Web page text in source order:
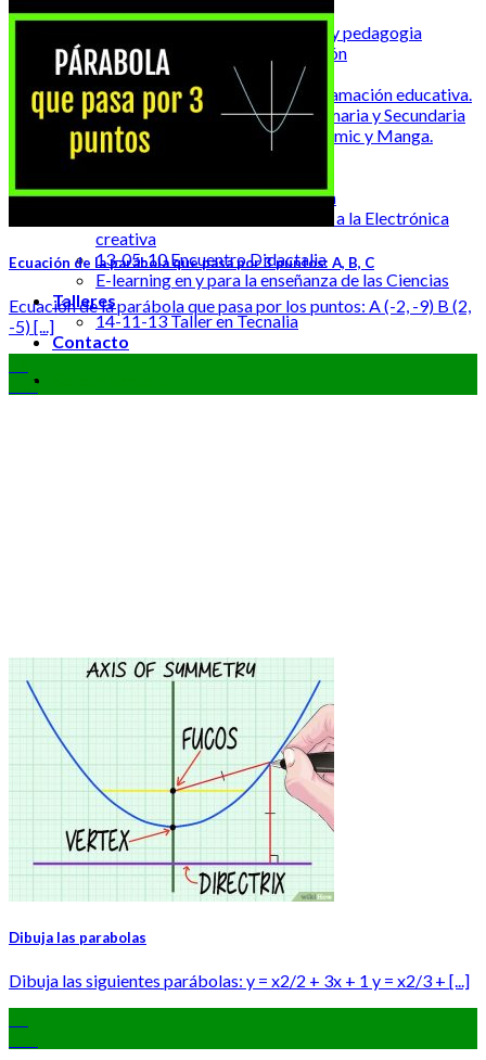
Publicaciones
13-08-05 revista comunicación y pedagogia
CITAGR Artículo de investigación
Jornadas
18-03-13 La robótica y la programación educativa.
Sus aportaciones en Infantil, Primaria y Secundaria
2017 I Salón Internacional de Cómic y Manga.
Donostia
15-05-30 III Encuentro Edutopia
14-04-07 Taller de Introducción a la Electrónica
creativa
13-05-10 Encuentro Didactalia
E-learning en y para la enseñanza de las Ciencias
Talleres
14-11-13 Taller en Tecnalia
Contacto
Ecuación de la parábola que pasa por 3 puntos: A, B, C
Ecuación de la parábola que pasa por los puntos: A (-2, -9) B (2,
-5) [...]
Oct
Dibuja las parabolas
Dibuja las siguientes parábolas: y = x2/2 + 3x + 1 y = x2/3 + [...]